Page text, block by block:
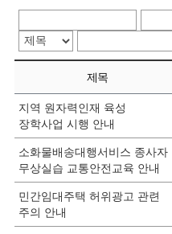
제목
지역 원자력인재 육성
장학사업 시행 안내
소화물배송대행서비스 종사자
무상실습 교통안전교육 안내
민간임대주택 허위광고 관련
주의 안내